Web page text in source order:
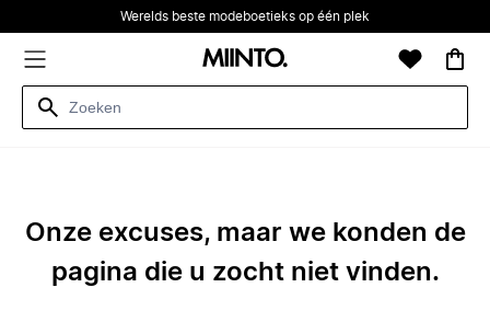
Werelds beste modeboetieks op één plek
Onze excuses, maar we konden de
pagina die u zocht niet vinden.